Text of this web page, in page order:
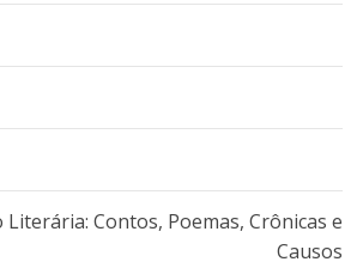
Literária: Contos, Poemas, Crônicas e
Causos